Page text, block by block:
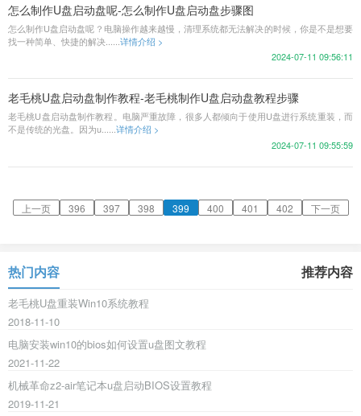
怎么制作U盘启动盘呢-怎么制作U盘启动盘步骤图
怎么制作U盘启动盘呢？电脑操作越来越慢，清理系统都无法解决的时候，你是不是想要
找一种简单、快捷的解决...... 详情介绍 >
2024-07-11 09:56:11
老毛桃U盘启动盘制作教程-老毛桃制作U盘启动盘教程步骤
老毛桃U盘启动盘制作教程。电脑严重故障，很多人都倾向于使用U盘进行系统重装，而
不是传统的光盘。因为u......详情介绍 >
2024-07-11 09:55:59
上一页 396 397 398 399 400 401 402 下一页
热门内容 推荐内容
老毛桃U盘重装Win10系统教程
2018-11-10
电脑安装win10的bios如何设置u盘图文教程
2021-11-22
机械革命z2-air笔记本u盘启动BIOS设置教程
2019-11-21